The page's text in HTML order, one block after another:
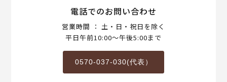
電話でのお問い合わせ
営業時間 ： 土・日・祝日を除く
平日午前10:00～午後5:00まで
0570-037-030(代表）